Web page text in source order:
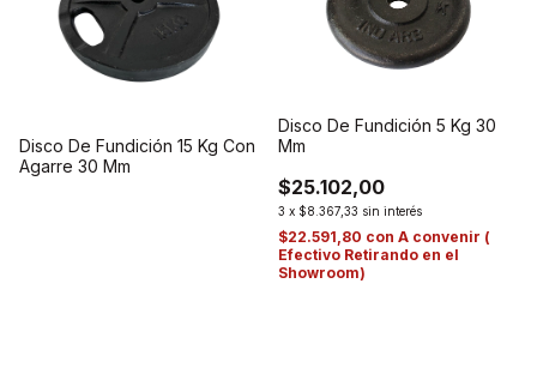
Disco De Fundición 15 Kg Con
Agarre 30 Mm
Disco De Fundición 5 Kg 30
Mm
$25.102,00
3 x $8.367,33 sin interés
$22.591,80 con A convenir (
Efectivo Retirando en el
Showroom)